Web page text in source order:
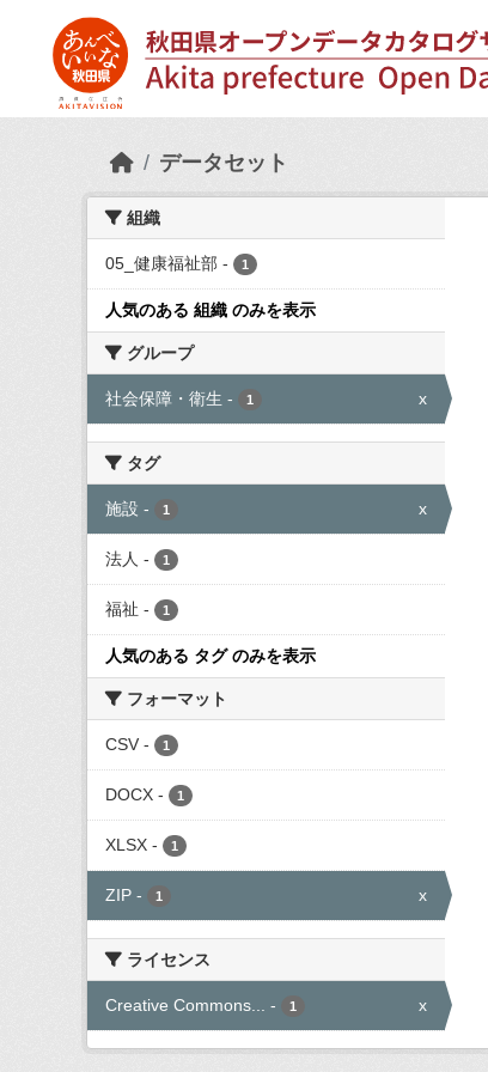
データセット
組織
05_健康福祉部 - 1
人気のある 組織 のみを表示
グループ
社会保障・衛生 - 1 x
タグ
施設 - 1 x
法人 - 1
福祉 - 1
人気のある タグ のみを表示
フォーマット
CSV - 1
DOCX - 1
XLSX - 1
ZIP - 1 x
ライセンス
Creative Commons... - 1 x